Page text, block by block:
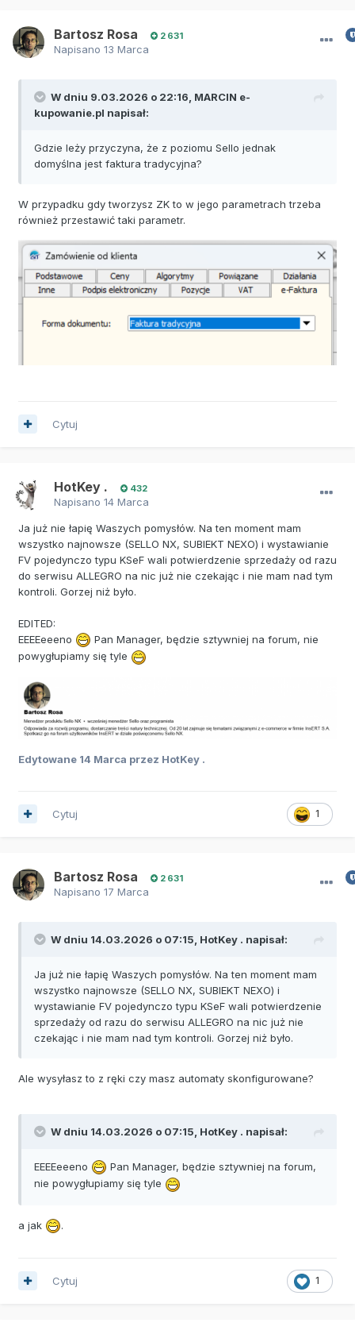
Bartosz Rosa 2 631
Napisano 13 Marca
W dniu 9.03.2026 o 22:16, MARCIN e-
kupowanie.pl napisał:
Gdzie leży przyczyna, że z poziomu Sello jednak
domyślna jest faktura tradycyjna?
W przypadku gdy tworzysz ZK to w jego parametrach trzeba
również przestawić taki parametr.
Cytuj
HotKey . 432
Napisano 14 Marca
Ja już nie łapię Waszych pomysłów. Na ten moment mam
wszystko najnowsze (SELLO NX, SUBIEKT NEXO) i wystawianie
FV pojedynczo typu KSeF wali potwierdzenie sprzedaży od razu
do serwisu ALLEGRO na nic już nie czekając i nie mam nad tym
kontroli. Gorzej niż było.
EDITED:
EEEEeeeno
Pan Manager, będzie sztywniej na forum, nie
powygłupiamy się tyle
Edytowane 14 Marca przez HotKey .
1
Cytuj
Bartosz Rosa 2 631
Napisano 17 Marca
W dniu 14.03.2026 o 07:15, HotKey . napisał:
Ja już nie łapię Waszych pomysłów. Na ten moment mam
wszystko najnowsze (SELLO NX, SUBIEKT NEXO) i
wystawianie FV pojedynczo typu KSeF wali potwierdzenie
sprzedaży od razu do serwisu ALLEGRO na nic już nie
czekając i nie mam nad tym kontroli. Gorzej niż było.
Ale wysyłasz to z ręki czy masz automaty skonfigurowane?
W dniu 14.03.2026 o 07:15, HotKey . napisał:
EEEEeeeno
Pan Manager, będzie sztywniej na forum,
nie powygłupiamy się tyle
a jak .
1
Cytuj